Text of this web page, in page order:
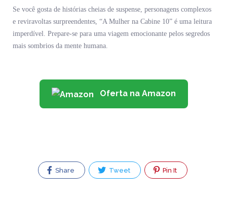
Se você gosta de histórias cheias de suspense, personagens complexos
e reviravoltas surpreendentes, “A Mulher na Cabine 10” é uma leitura
imperdível. Prepare-se para uma viagem emocionante pelos segredos
mais sombrios da mente humana.
Oferta na Amazon
Share Tweet Pin It